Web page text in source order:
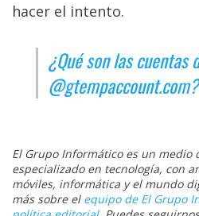
hacer el intento.
¿Qué son las cuentas
@gtempaccount.com?
El Grupo Informático es un medio
especializado en tecnología, con
móviles, informática y el mundo
más sobre el equipo de El Grupo